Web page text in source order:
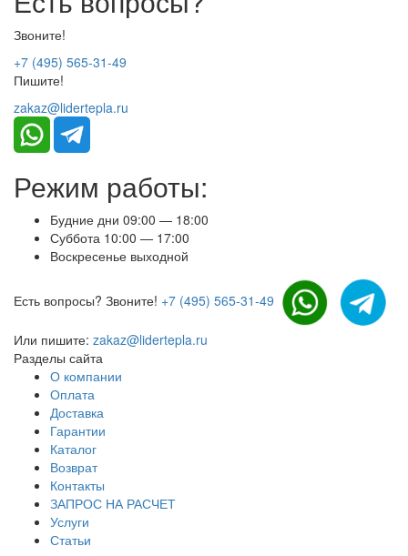
Звоните!
+7 (495) 565-31-49
Пишите!
zakaz@lidertepla.ru
Режим работы:
Будние дни 09:00 — 18:00
Суббота 10:00 — 17:00
Воскресенье выходной
Есть вопросы? Звоните! +7 (495) 565-31-49
Или пишите: zakaz@lidertepla.ru
Разделы сайта
О компании
Оплата
Доставка
Гарантии
Каталог
Возврат
Контакты
ЗАПРОС НА РАСЧЕТ
Услуги
Статьи